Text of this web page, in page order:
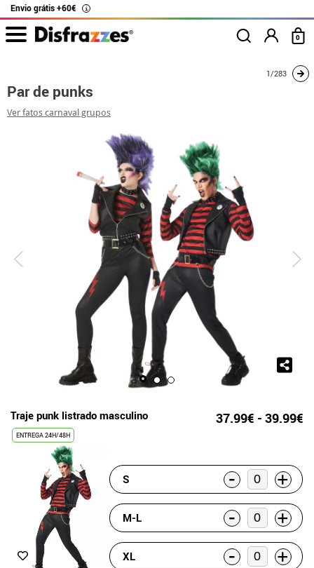
Envio grátis +60€ i
0
1/283
Par de punks
Ver fatos carnaval grupos
Traje punk listrado masculino 37.99€ - 39.99€
ENTREGA 24H/48H
S - +
M-L - +
XL - +